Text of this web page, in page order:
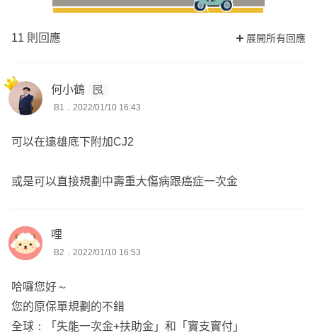
11 則回應 展開所有回應
何小鶴
B1．2022/01/10 16:43
可以在遠雄底下附加CJ2
或是可以直接規劃中壽重大傷病跟癌症一次金
哩
B2．2022/01/10 16:53
哈囉您好～
您的原保單規劃的不錯
全球：「失能一次金+扶助金」和「實支實付」